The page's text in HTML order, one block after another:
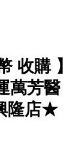
收購 】
萬芳醫
隆店★